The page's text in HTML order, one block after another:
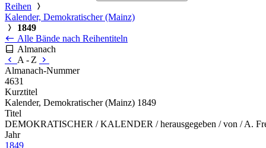
Reihen
Kalender, Demokratischer (Mainz)
1849
Alle Bände nach Reihentiteln
Almanach
A - Z
Almanach-Nummer
4631
Kurztitel
Kalender, Demokratischer (Mainz) 1849
Titel
DEMOKRATISCHER / KALENDER / herausgegeben / von / A.
Jahr
1849